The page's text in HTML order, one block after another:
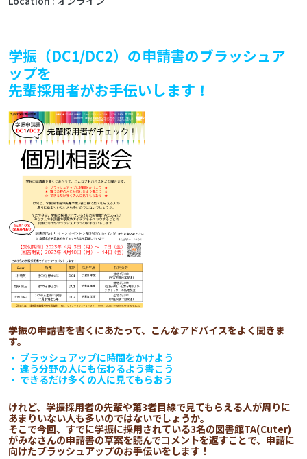
学振（DC1/DC2）の申請書のブラッシュア
ップを
先輩採用者がお手伝いします！
学振の申請書を書くにあたって、こんなアドバイスをよく聞きま
す。
・ ブラッシュアップに時間をかけよう
・ 違う分野の人にも伝わるよう書こう
・ できるだけ多くの人に見てもらおう
けれど、学振採用者の先輩や第3者目線で見てもらえる人が周りに
あまりいない人も多いのではないでしょうか。
そこで今回、すでに学振に採用されている3名の図書館TA(Cuter)
がみなさんの申請書の草案を読んでコメントを返すことで、申請に
向けたブラッシュアップのお手伝いをします！